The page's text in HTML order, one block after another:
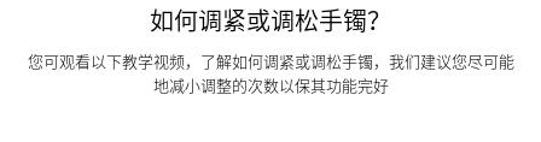
如何调紧或调松手镯？
您可观看以下教学视频，了解如何调紧或调松手镯，我们建议您尽可能
地减小调整的次数以保其功能完好